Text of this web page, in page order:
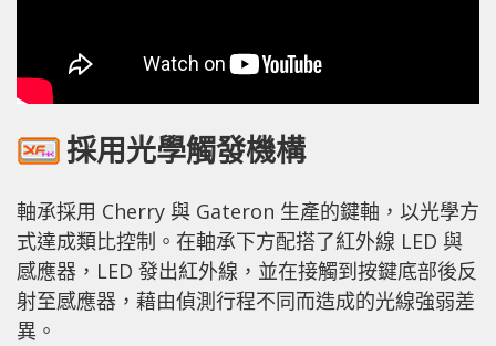
採用光學觸發機構
軸承採用 Cherry 與 Gateron 生產的鍵軸，以光學方
式達成類比控制。在軸承下方配搭了紅外線 LED 與
感應器，LED 發出紅外線，並在接觸到按鍵底部後反
射至感應器，藉由偵測行程不同而造成的光線強弱差
異。